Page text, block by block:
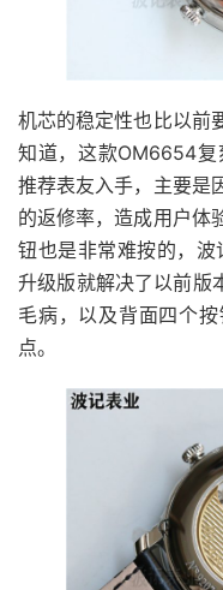
机芯的稳定性也比以前
知道，这款OM6654复
推荐表友入手，主要是
的返修率，造成用户体
钮也是非常难按的，
升级版就解决了以前版
毛病，以及背面四个
点。